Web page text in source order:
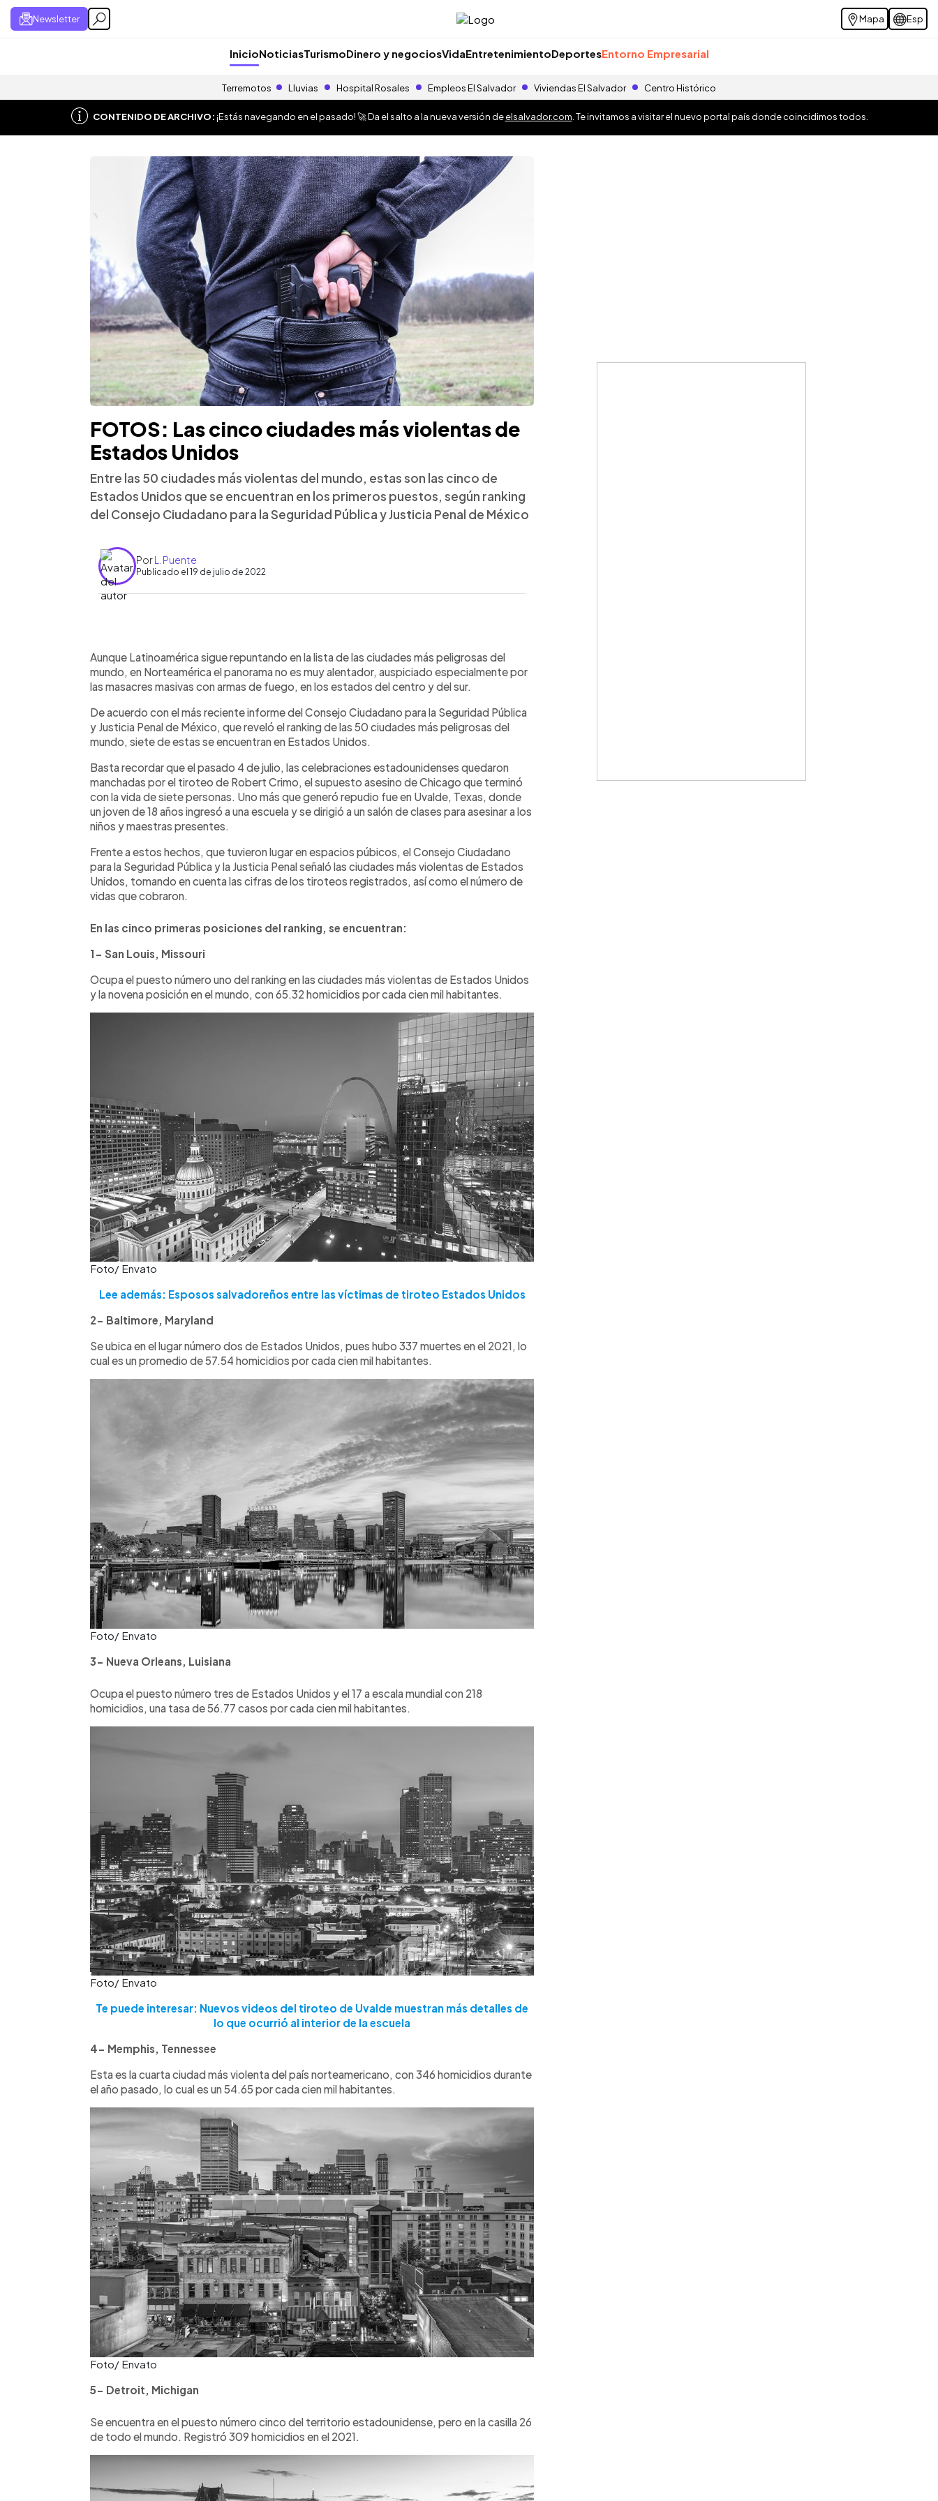
Newsletter Mapa Esp
InicioNoticiasTurismoDinero y negociosVidaEntretenimientoDeportesEntorno Empresarial
Terremotos Lluvias Hospital Rosales Empleos El Salvador Viviendas El Salvador Centro Histórico
CONTENIDO DE ARCHIVO:¡Estás navegando en el pasado! 🚀 Da el salto a la nueva versión deelsalvador.com . Te invitamos a visitar el nuevo portal país donde coincidimos todos.
FOTOS: Las cinco ciudades más violentas de
Estados Unidos
Entre las 50 ciudades más violentas del mundo, estas son las cinco de
Estados Unidos que se encuentran en los primeros puestos, según ranking
del Consejo Ciudadano para la Seguridad Pública y Justicia Penal de México
PorL. Puente
Publicado el 19 de julio de 2022
Escuchar artículo
Aunque Latinoamérica sigue repuntando en la lista de las ciudades más peligrosas del
mundo, en Norteamérica el panorama no es muy alentador, auspiciado especialmente por
las masacres masivas con armas de fuego, en los estados del centro y del sur.
De acuerdo con el más reciente informe del Consejo Ciudadano para la Seguridad Pública
y Justicia Penal de México, que reveló el ranking de las 50 ciudades más peligrosas del
mundo, siete de estas se encuentran en Estados Unidos.
Basta recordar que el pasado 4 de julio, las celebraciones estadounidenses quedaron
manchadas por el tiroteo de Robert Crimo, el supuesto asesino de Chicago que terminó
con la vida de siete personas. Uno más que generó repudio fue en Uvalde, Texas, donde
un joven de 18 años ingresó a una escuela y se dirigió a un salón de clases para asesinar a los
niños y maestras presentes.
Frente a estos hechos, que tuvieron lugar en espacios púbicos, el Consejo Ciudadano
para la Seguridad Pública y la Justicia Penal señaló las ciudades más violentas de Estados
Unidos, tomando en cuenta las cifras de los tiroteos registrados, así como el número de
vidas que cobraron.
En las cinco primeras posiciones del ranking, se encuentran:
1- San Louis, Missouri
Ocupa el puesto número uno del ranking en las ciudades más violentas de Estados Unidos
y la novena posición en el mundo, con 65.32 homicidios por cada cien mil habitantes.
Foto/ Envato
Lee además: Esposos salvadoreños entre las víctimas de tiroteo Estados Unidos
2- Baltimore, Maryland
Se ubica en el lugar número dos de Estados Unidos, pues hubo 337 muertes en el 2021, lo
cual es un promedio de 57.54 homicidios por cada cien mil habitantes.
Foto/ Envato
3- Nueva Orleans, Luisiana
Ocupa el puesto número tres de Estados Unidos y el 17 a escala mundial con 218
homicidios, una tasa de 56.77 casos por cada cien mil habitantes.
Foto/ Envato
Te puede interesar: Nuevos videos del tiroteo de Uvalde muestran más detalles de
lo que ocurrió al interior de la escuela
4- Memphis, Tennessee
Esta es la cuarta ciudad más violenta del país norteamericano, con 346 homicidios durante
el año pasado, lo cual es un 54.65 por cada cien mil habitantes.
Foto/ Envato
5- Detroit, Michigan
Se encuentra en el puesto número cinco del territorio estadounidense, pero en la casilla 26
de todo el mundo. Registró 309 homicidios en el 2021.